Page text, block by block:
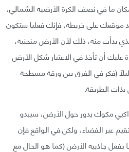
ما في نصف الكرة الأرضية الشمالي،
موقعك على خريطة، فإنك فعليا ستكون
بدأت منه، ذلك لأن الأرض منحنية،
عليك أن تأخذ في الاعتبار شكل الأرض
(فكر في الفرق بين ورقة مسطحة
الطريقة.
مكوك يدور حول الأرض، سيبدو
عبر الفضاء، ولكن في الواقع فإن
بفعل جاذبية الأرض (كما هو الحال مع